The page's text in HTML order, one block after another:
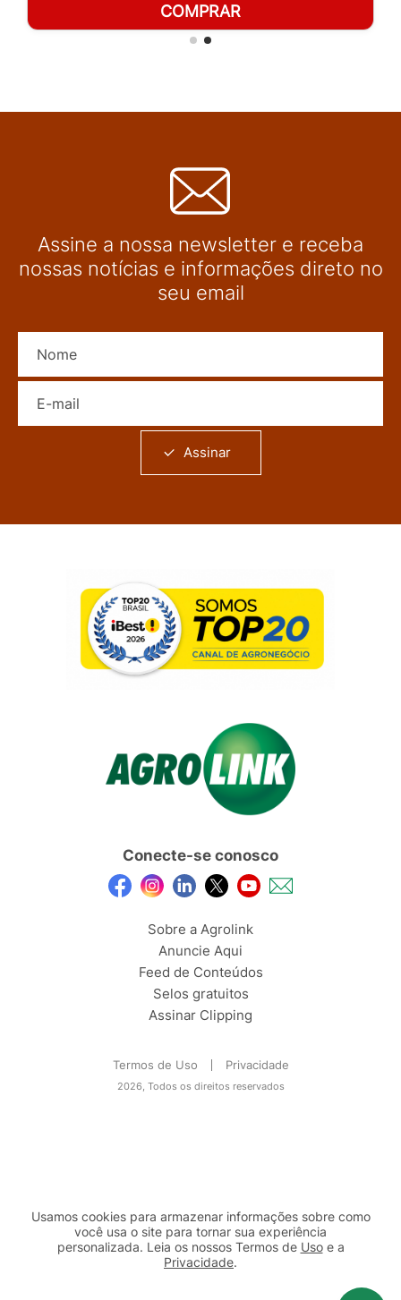
COMPRAR
Assine a nossa newsletter e receba
nossas notícias e informações direto no
seu email
Assinar
Conecte-se conosco
Sobre a Agrolink
Anuncie Aqui
Feed de Conteúdos
Selos gratuitos
Assinar Clipping
Termos de Uso Privacidade
2026, Todos os direitos reservados
Usamos cookies para armazenar informações sobre como
você usa o site para tornar sua experiência
personalizada. Leia os nossos Termos de Usoe a
Privacidade.